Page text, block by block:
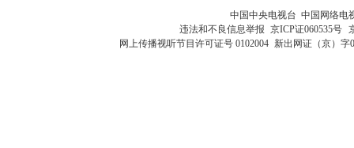
中国中央电视台 中国网络电
违法和不良信息举报 京ICP证060535号
网上传播视听节目许可证号 0102004 新出网证（京）